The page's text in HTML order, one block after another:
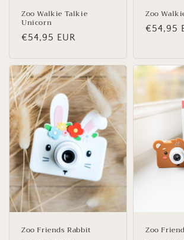
Zoo Walkie Talkie
Unicorn
Normale
€54,95 EUR
Zoo
€54,95
Zoo Friends Rabbit Zoo